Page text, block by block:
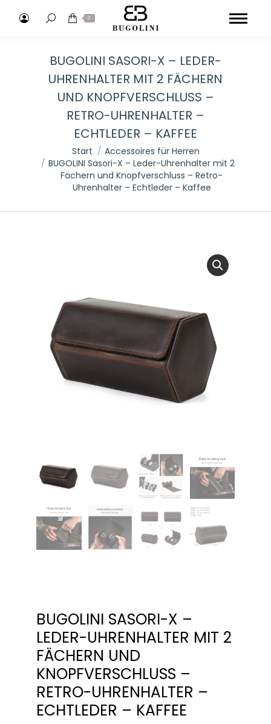
Search: 0
BUGOLINI SASORI-X – LEDER-
UHRENHALTER MIT 2 FÄCHERN
UND KNOPFVERSCHLUSS –
RETRO-UHRENHALTER –
ECHTLEDER – KAFFEE
Sie befinden sich hier:
Start
Accessoires für Herren
BUGOLINI Sasori-X – Leder-Uhrenhalter mit 2
Fächern und Knopfverschluss – Retro-
Uhrenhalter – Echtleder – Kaffee
BUGOLINI SASORI-X –
LEDER-UHRENHALTER MIT 2
FÄCHERN UND
KNOPFVERSCHLUSS –
RETRO-UHRENHALTER –
ECHTLEDER – KAFFEE